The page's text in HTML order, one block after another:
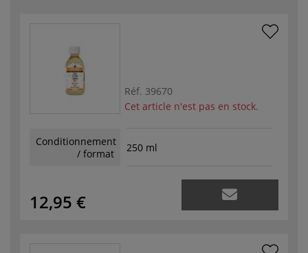
Réf. 39670
Cet article n'est pas en stock.
Conditionnement
/ format
250 ml
12,95 €